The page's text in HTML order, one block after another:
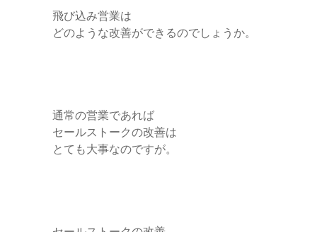
飛び込み営業は
どのような改善ができるのでしょうか。
通常の営業であれば
セールストークの改善は
とても大事なのですが。